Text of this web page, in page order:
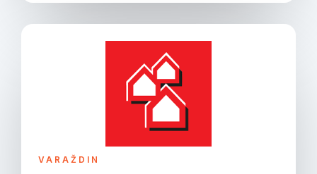
VARAŽDIN